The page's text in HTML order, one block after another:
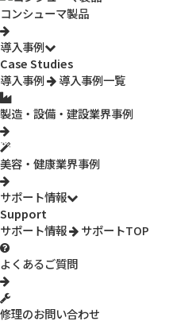
コンシューマ製品
導入事例
Case Studies
導入事例
導入事例一覧
製造・設備・建設業界事例
美容・健康業界事例
サポート情報
Support
サポート情報
サポートTOP
よくあるご質問
修理のお問い合わせ
4. アンケート記入
今後の製品開発の参考にいたしま
ート用紙にご記入いただくか、弊
ご入力をお願いいたします。デモ
5. ご返送
5営業日めに弊社宛に返送をお願い
返送時の送料はお客様にご負担(元
【Step❶】ご希